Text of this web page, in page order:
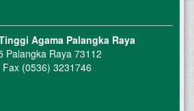
Agama Palangka Raya
Palangka Raya 73112
(0536) 3231746